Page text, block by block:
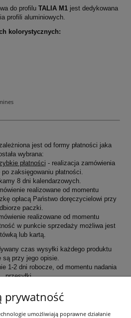
do profilu TALIA M1 jest dedykowana
profili aluminiowych.
kolorystycznych:
jest od formy płatności jaka
wybrana:
płatności - realizacja zamówienia
zaksięgowaniu płatności.
8 dni kalendarzowych.
realizowane od momentu
opłacą Państwo doręczycielowi przy
paczki.
realizowane od momentu
w punkcie sprzedaży możliwa jest
lub kartą.
czas wysyłki każdego produktu
są przy jego opisie.
1-2 dni robocze, od momentu nadania
przesyłki.
ogólne
prywatność
umożliwiają poprawne działanie